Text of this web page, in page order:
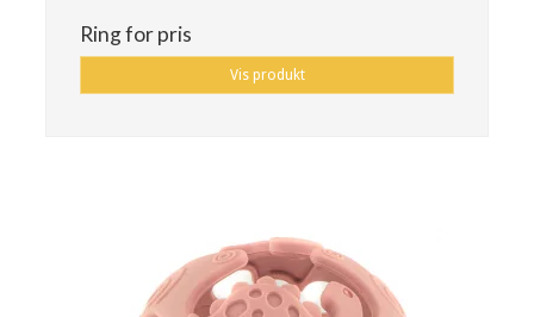
Ring for pris
Vis produkt